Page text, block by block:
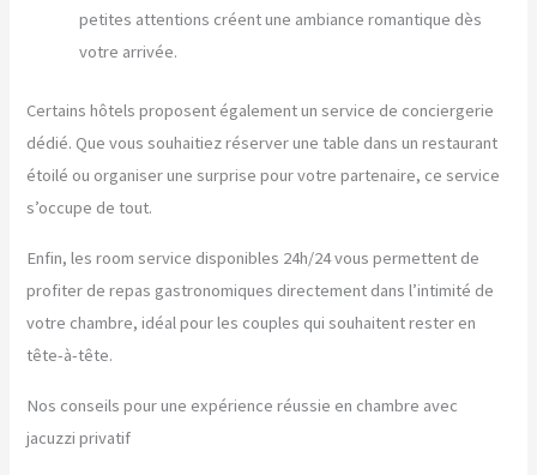
petites attentions créent une ambiance romantique dès
votre arrivée.
Certains hôtels proposent également un service de conciergerie
dédié. Que vous souhaitiez réserver une table dans un restaurant
étoilé ou organiser une surprise pour votre partenaire, ce service
s’occupe de tout.
Enfin, les room service disponibles 24h/24 vous permettent de
profiter de repas gastronomiques directement dans l’intimité de
votre chambre, idéal pour les couples qui souhaitent rester en
tête-à-tête.
Nos conseils pour une expérience réussie en chambre avec
jacuzzi privatif